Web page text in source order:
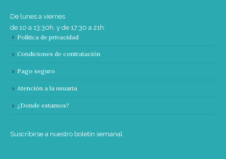
De lunes a viernes
de 10 a 13:30h. y de 17:30 a 21h.
Política de privacidad
Condiciones de contratación
Pago seguro
Atención a la usuaria
¿Donde estamos?
Suscribirse a nuestro boletín semanal